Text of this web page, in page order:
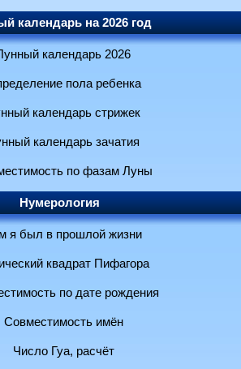
календарь на 2026 год
календарь 2026
пола ребенка
календарь стрижек
календарь зачатия
по фазам Луны
Нумерология
я был в прошлой жизни
квадрат Пифагора
по дате рождения
Совместимость имён
Число Гуа, расчёт